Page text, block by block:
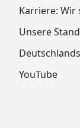
Karriere: Wir
Unsere
YouTube